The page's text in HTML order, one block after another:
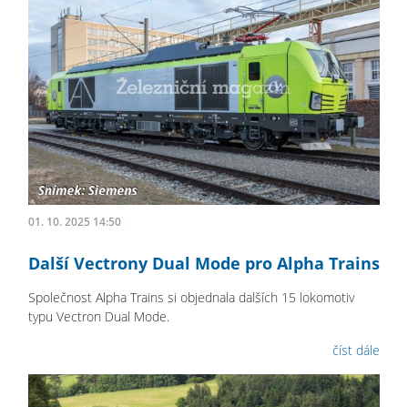
01. 10. 2025 14:50
Další Vectrony Dual Mode pro Alpha Trains
Společnost Alpha Trains si objednala dalších 15 lokomotiv
typu Vectron Dual Mode.
číst dále